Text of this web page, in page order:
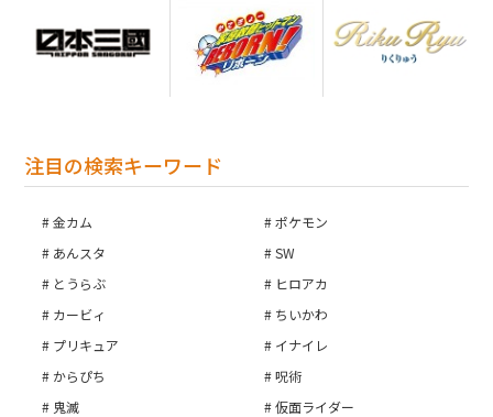
注目の検索キーワード
金カム
ポケモン
あんスタ
SW
とうらぶ
ヒロアカ
カービィ
ちいかわ
プリキュア
イナイレ
からぴち
呪術
鬼滅
仮面ライダー